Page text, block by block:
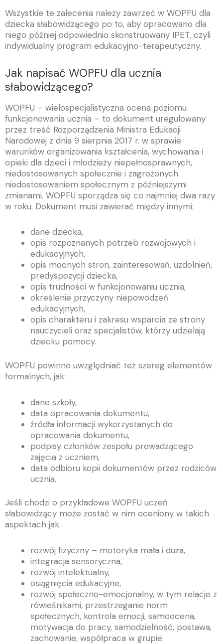
Wszystkie te zalecenia należy zawrzeć w WOPFU dla
dziecka słabowidzącego po to, aby opracowano dla
niego później odpowiednio skonstruowany IPET, czyli
indywidualny program edukacyjno-terapeutyczny.
Jak napisać WOPFU dla ucznia
słabowidzącego?
WOPFU – wielospecjalistyczna ocena poziomu
funkcjonowania ucznia – to dokument uregulowany
przez treść Rozporządzenia Ministra Edukacji
Narodowej z dnia 9 sierpnia 2017 r. w sprawie
warunków organizowania kształcenia, wychowania i
opieki dla dzieci i młodzieży niepełnosprawnych,
niedostosowanych społecznie i zagrożonych
niedostosowaniem społecznym z późniejszymi
zmianami. WOPFU sporządza się co najmniej dwa razy
w roku. Dokument musi zawierać między innymi:
dane dziecka,
opis rozpoznanych potrzeb rozwojowych i
edukacyjnych,
opis mocnych stron, zainteresowań, uzdolnień,
predyspozycji dziecka,
opis trudności w funkcjonowaniu ucznia,
określenie przyczyny niepowodzeń
edukacyjnych,
opis charakteru i zakresu wsparcia ze strony
nauczycieli oraz specjalistów, którzy udzielają
dziecku pomocy.
WOPFU powinno uwzględniać też szereg elementów
formalnych, jak:
dane szkoły,
data opracowania dokumentu,
źródła informacji wykorzystanych do
opracowania dokumentu,
podpisy członków zespołu prowadzącego
zajęcia z uczniem,
data odbioru kopii dokumentów przez rodziców
ucznia.
Jeśli chodzi o przykładowe WOPFU uczeń
słabowidzący może zostać w nim oceniony w takich
aspektach jak:
rozwój fizyczny – motoryka mała i duża,
integracja sensoryczna,
rozwój intelektualny,
osiągnięcia edukacyjne,
rozwój społeczno-emocjonalny, w tym relacje z
rówieśnikami, przestrzeganie norm
społecznych, kontrola emocji, samoocena,
motywacja do pracy, samodzielność, postawa,
zachowanie, współpraca w grupie.